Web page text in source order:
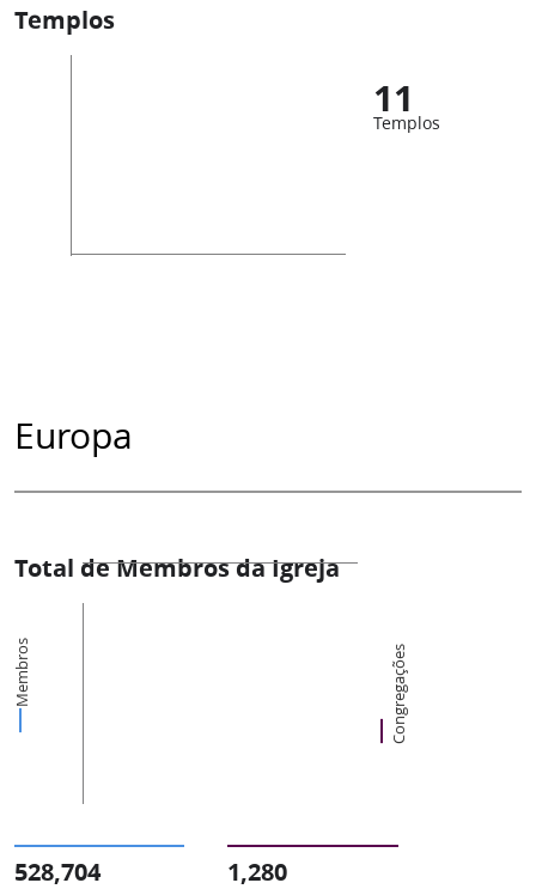
Templos
11
Templos
Europa
Total de Membros da Igreja
Membros Congregações
528,704 1,280